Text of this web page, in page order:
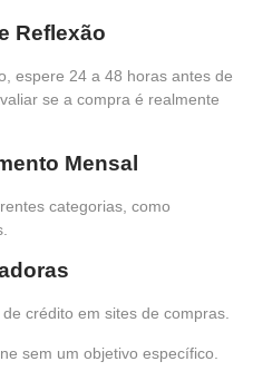
Reflexão
espere 24 a 48 horas antes de
se a compra é realmente
Mensal
categorias, como
crédito em sites de compras.
sem um objetivo específico.